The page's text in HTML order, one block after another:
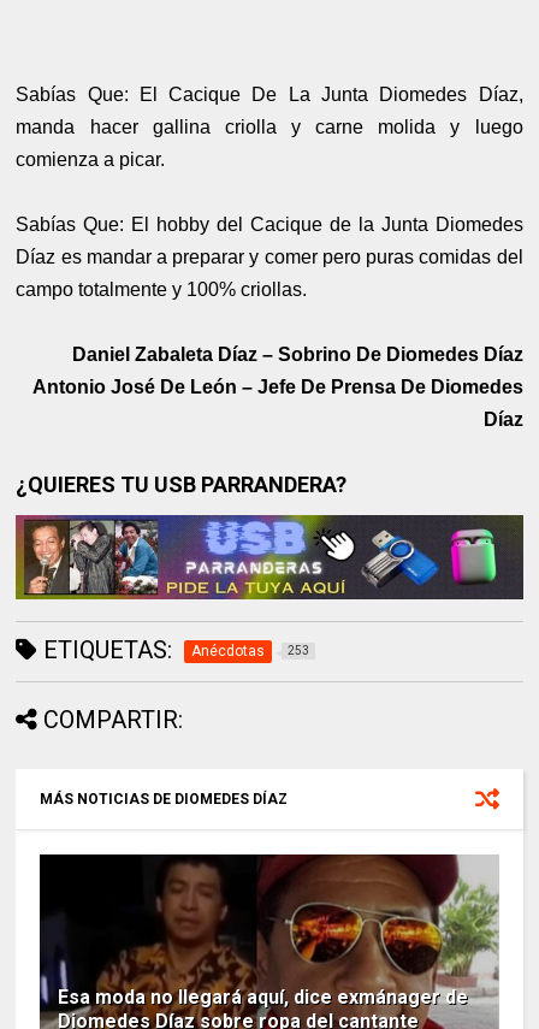
Sabías Que: El Cacique De La Junta Diomedes Díaz,
manda hacer gallina criolla y carne molida y luego
comienza a picar.
Sabías Que: El hobby del Cacique de la Junta Diomedes
Díaz es mandar a preparar y comer pero puras comidas del
campo totalmente y 100% criollas.
Daniel Zabaleta Díaz – Sobrino De Diomedes Díaz
Antonio José De León – Jefe De Prensa De Diomedes
Díaz
¿QUIERES TU USB PARRANDERA?
ETIQUETAS: Anécdotas 253
COMPARTIR:
MÁS NOTICIAS DE DIOMEDES DÍAZ
Esa moda no llegará aquí, dice exmánager de
Diomedes Díaz sobre ropa del cantante